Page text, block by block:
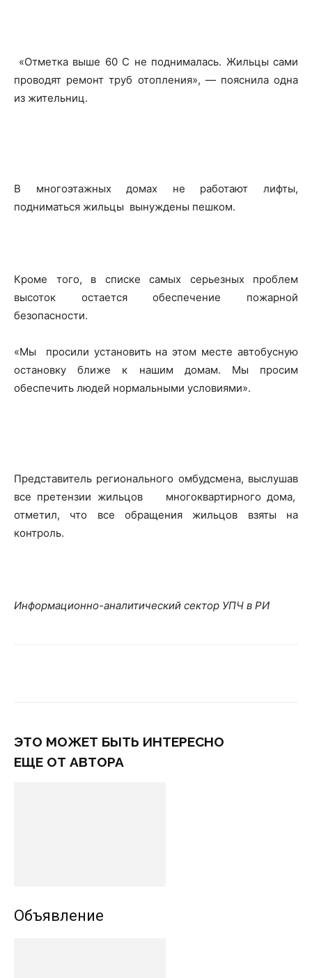
«Отметка выше 60 С не поднималась. Жильцы сами
проводят ремонт труб отопления», — пояснила одна
из жительниц.
В многоэтажных домах не работают лифты,
подниматься жильцы вынуждены пешком.
Кроме того, в списке самых серьезных проблем
высоток остается обеспечение пожарной
безопасности.
«Мы просили установить на этом месте автобусную
остановку ближе к нашим домам. Мы просим
обеспечить людей нормальными условиями».
Представитель регионального омбудсмена, выслушав
все претензии жильцов многоквартирного дома,
отметил, что все обращения жильцов взяты на
контроль.
Информационно-аналитический сектор УПЧ в РИ
ЭТО МОЖЕТ БЫТЬ ИНТЕРЕСНО
ЕЩЕ ОТ АВТОРА
Объявление